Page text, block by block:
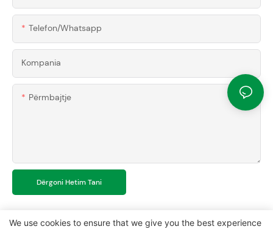
Telefon/whatsapp
Kompania
Përmbajtje
Dërgoni Hetim Tani
We use cookies to ensure that we give you the best experience